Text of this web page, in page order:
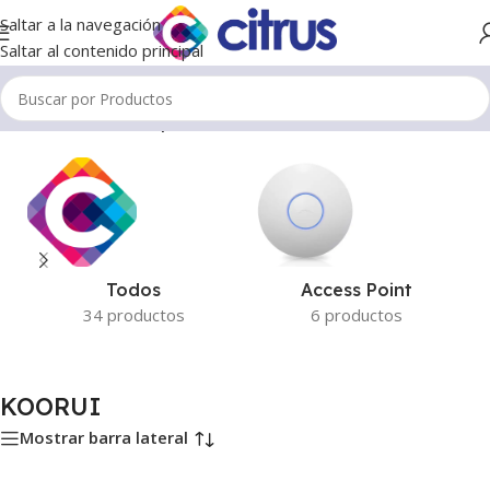
Saltar a la navegación
Saltar al contenido principal
Inicio/Productos etiquetados “KOORUI”
Todos
34 productos
Access Point
6 productos
KOORUI
Mostrar barra lateral